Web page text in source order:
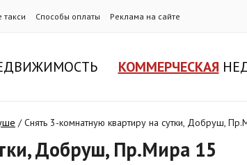
такси Способы оплаты Реклама на сайте
КОММЕРЧЕСКАЯ
/Снять 3-комнатную квартиру на сутки, Добруш,
Добруш, Пр.Мира 15